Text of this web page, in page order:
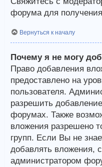
форума для
Вернуться к началу
Почему я не могу
Право добавления
предоставлено на
пользователя.
разрешить
форумах. Также
вложения разрешено
групп. Если Вы не
добавлять вложения,
администратором